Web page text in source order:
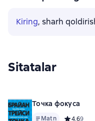
Kiring, sharh
Sitatalar
Точка фокуса
Matn Средний
4,69